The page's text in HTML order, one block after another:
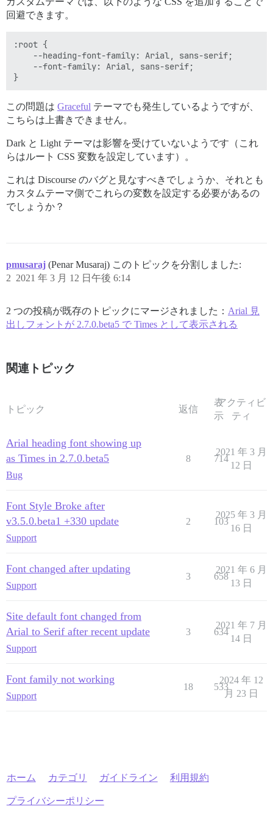
回避できます。
:root {
    --heading-font-family: Arial, sans-serif;
    --font-family: Arial, sans-serif;
この問題は Graceful テーマでも発生しているようですが、
こちらは上書きできません。
Dark と Light テーマは影響を受けていないようです（これ
らはルート CSS 変数を設定しています）。
これは Discourse のバグと見なすべきでしょうか、それとも
カスタムテーマ側でこれらの変数を設定する必要があるの
でしょうか？
pmusaraj (Penar Musaraj) このトピックを分割しました:
2021 年 3 月 12 日午後 6:14
2
2 つの投稿が既存のトピックにマージされました： Arial 見
出しフォントが 2.7.0.beta5 で Times として表示される
関連トピック
トピック 返信
表
示
アクティビ
ティ
Arial heading font showing up
as Times in 2.7.0.beta5
Bug
8 714
2021 年 3 月
12 日
Font Style Broke after
v3.5.0.beta1 +330 update
Support
2 103
2025 年 3 月
16 日
Font changed after updating
Support
3 658
2021 年 6 月
13 日
Site default font changed from
Arial to Serif after recent update
Support
3 634
2021 年 7 月
14 日
Font family not working
Support
18 533
2024 年 12
月 23 日
ホーム カテゴリ ガイドライン 利用規約
プライバシーポリシー